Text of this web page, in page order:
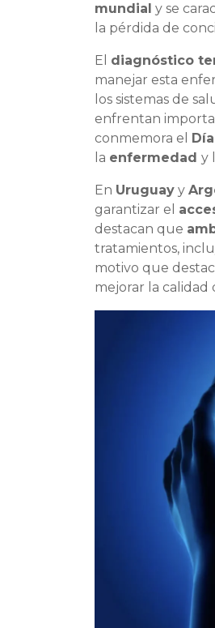
mundial y se
la pérdida de
El diagnóstico
manejar esta
los sistemas de
enfrentan
conmemora el
la enfermedad y
En Uruguay y
garantizar el
destacan que
tratamientos,
motivo que
mejorar la calidad